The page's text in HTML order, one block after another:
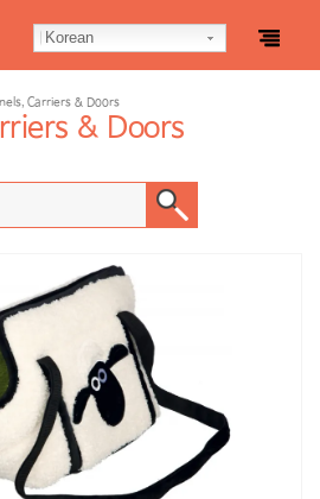
Korean
Carriers & Doors
& Doors